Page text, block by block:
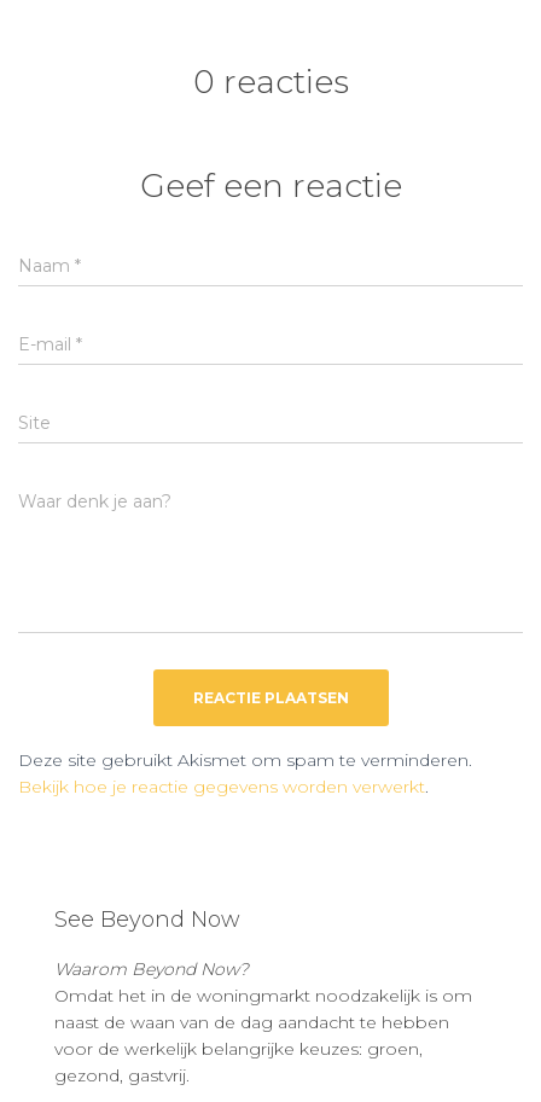
0 reacties
Geef een reactie
Naam *
E-mail *
Site
Waar denk je aan?
Deze site gebruikt Akismet om spam te verminderen.
Bekijk hoe je reactie gegevens worden verwerkt.
See Beyond Now
Waarom Beyond Now?
Omdat het in de woningmarkt noodzakelijk is om
naast de waan van de dag aandacht te hebben
voor de werkelijk belangrijke keuzes: groen,
gezond, gastvrij.